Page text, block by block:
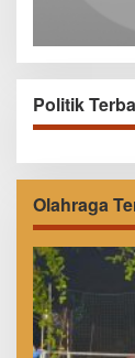
Politik
Olahraga